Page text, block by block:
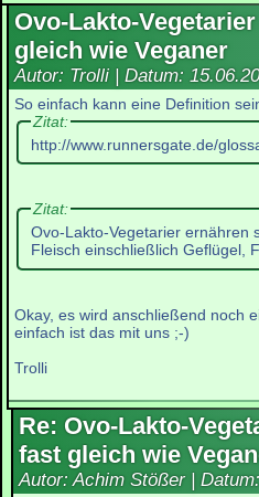
Ovo-Lakto-
gleich wie Veganer
Autor: Trolli | Datum:
So einfach kann eine Definition
Zitat:
http://www.runnersgate.de/
Zitat:
Ovo-Lakto-Vegetarier ernähren
Fleisch einschließlich Geflügel,
Okay, es wird anschließend noch
einfach ist das mit uns ;-)
Trolli
Re: Ovo-Lakto-
fast gleich wie
Autor: Achim Stößer | Datum: